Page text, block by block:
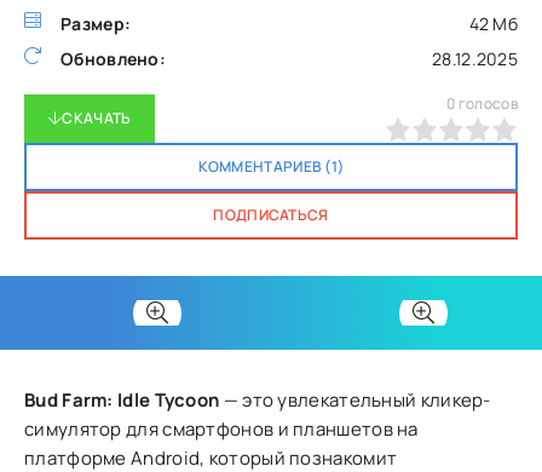
Размер:
42 Мб
Обновлено:
28.12.2025
СКАЧАТЬ
КОММЕНТАРИЕВ (1)
ПОДПИСАТЬСЯ
0 голосов
Bud Farm: Idle Tycoon — это увлекательный кликер-
симулятор для смартфонов и планшетов на
платформе Android, который познакомит